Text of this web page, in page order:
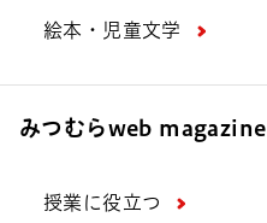
絵本・児童文学
みつむらweb magazine
授業に役立つ